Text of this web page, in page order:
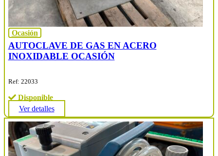
Ocasión
AUTOCLAVE DE GAS EN ACERO
INOXIDABLE OCASIÓN
Ref: 22033
Disponible
Ver detalles